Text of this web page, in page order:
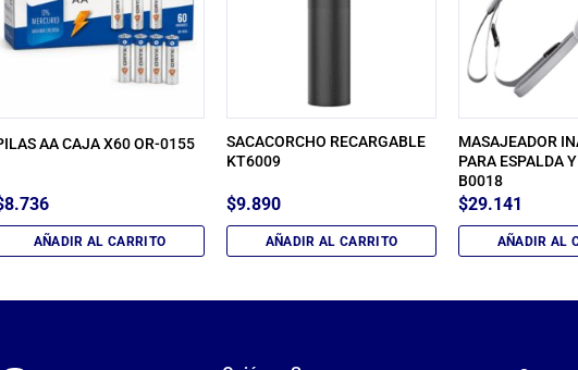
AA CAJA X60 OR-0155
8.736
AÑADIR AL CARRITO
SACACORCHO RECARGABLE
KT6009
$9.890
AÑADIR AL CARRITO
MASAJEADOR
PARA ESPALDA
B0018
$29.141
AÑADIR AL